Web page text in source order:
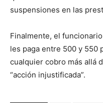
suspensiones en las
Finalmente, el
les paga entre 500 y 550
cualquier cobro más allá
“acción injustificada”.